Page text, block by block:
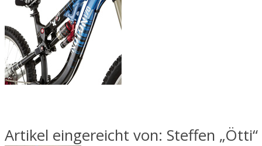
Artikel eingereicht von: Steffen „Ötti“